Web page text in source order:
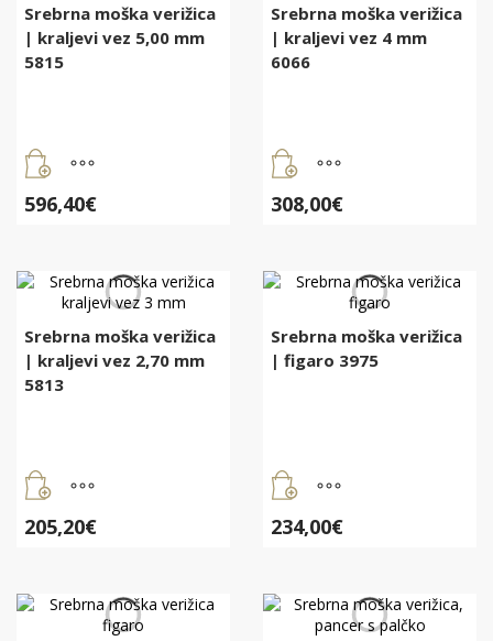
Srebrna moška verižica
| kraljevi vez 5,00 mm
5815
596,40€
Srebrna moška verižica
| kraljevi vez 4 mm
6066
308,00€
Srebrna moška verižica
| kraljevi vez 2,70 mm
5813
205,20€
Srebrna moška verižica
| figaro 3975
234,00€